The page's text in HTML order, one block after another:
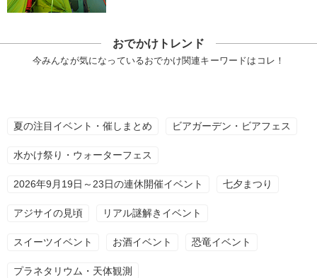
おでかけトレンド
今みんなが気になっているおでかけ関連キーワードはコレ！
夏の注目イベント・催しまとめ ビアガーデン・ビアフェス
水かけ祭り・ウォーターフェス
2026年9月19日～23日の連休開催イベント 七夕まつり
アジサイの見頃 リアル謎解きイベント
スイーツイベント お酒イベント 恐竜イベント
プラネタリウム・天体観測